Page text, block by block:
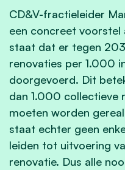
CD&V-fractieleider
een concreet voorstel
staat dat er tegen
renovaties per 1.000
doorgevoerd. Dit
dan 1.000 collectieve
moeten worden
staat echter geen
leiden tot uitvoering
renovatie. Dus alle